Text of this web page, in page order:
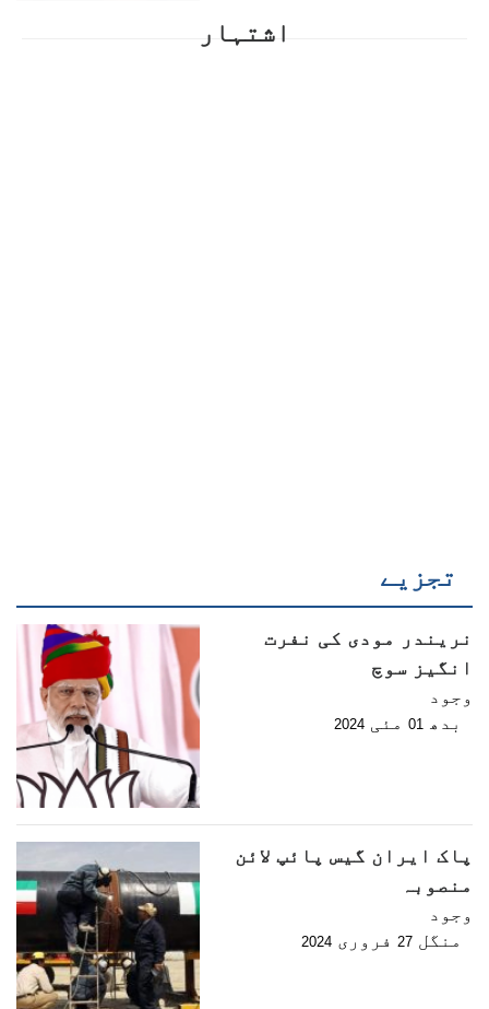
اشتہار
تجزیے
نریندر مودی کی نفرت
انگیز سوچ
وجود
بدھ
01 مئی 2024
پاک ایران گیس پائپ لائن
منصوبہ
وجود
منگل 27 فروری 2024